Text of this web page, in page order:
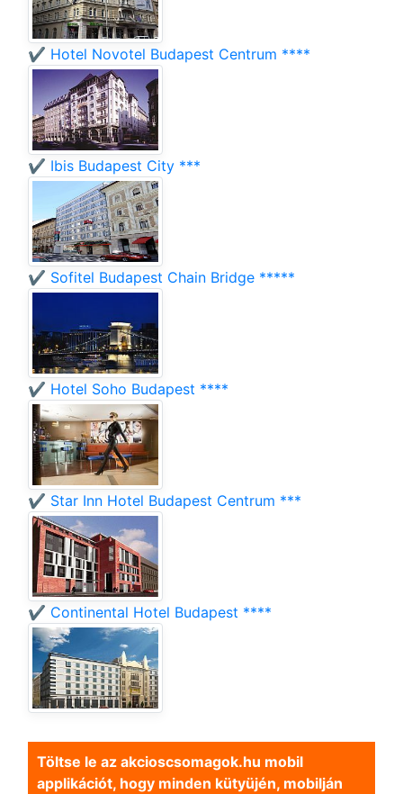
✔️ Hotel Novotel Budapest Centrum ****
✔️ Ibis Budapest City ***
✔️ Sofitel Budapest Chain Bridge *****
✔️ Hotel Soho Budapest ****
✔️ Star Inn Hotel Budapest Centrum ***
✔️ Continental Hotel Budapest ****
Töltse le az akcioscsomagok.hu mobil
applikációt, hogy minden kütyüjén, mobilján